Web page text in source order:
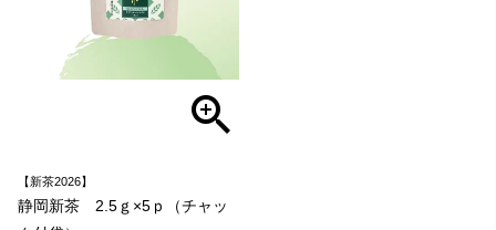
【新茶2026】
静岡新茶 2.5ｇ×5ｐ（チャッ